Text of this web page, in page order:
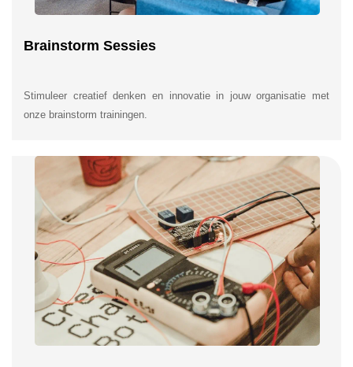
Brainstorm Sessies
Stimuleer creatief denken en innovatie in jouw organisatie met
onze brainstorm trainingen.